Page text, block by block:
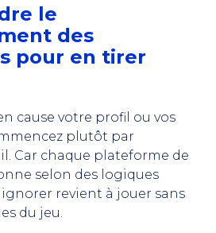
le
des
pour en tirer
cause votre profil ou vos
plutôt par
Car chaque plateforme de
selon des logiques
ignorer revient à jouer sans
du jeu.